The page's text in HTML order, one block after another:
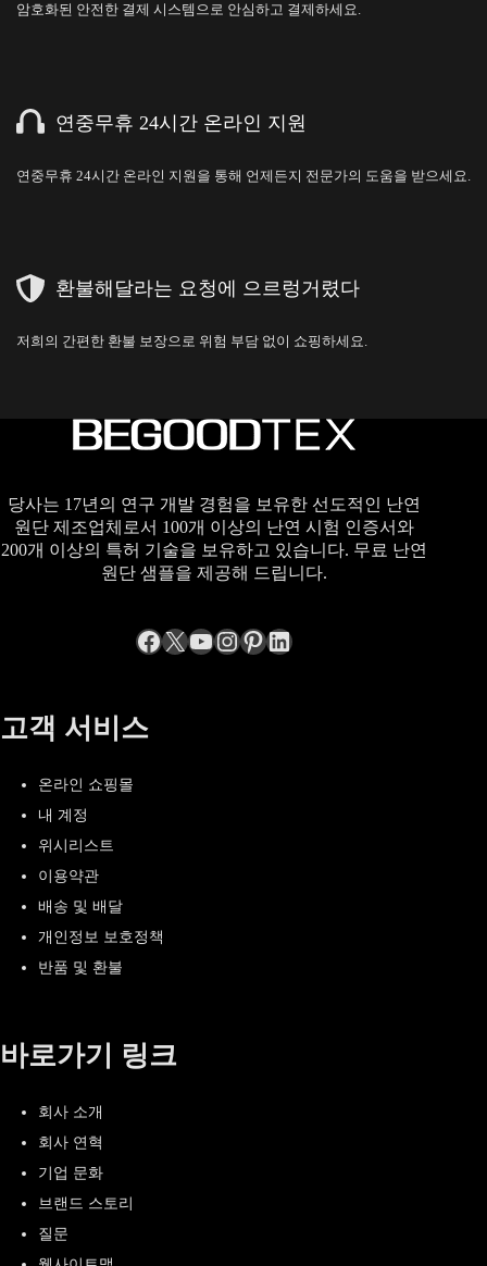
암호화된 안전한 결제 시스템으로 안심하고 결제하세요.
연중무휴 24시간 온라인 지원
연중무휴 24시간 온라인 지원을 통해 언제든지 전문가의 도움을 받으세요.
환불해달라는 요청에 으르렁거렸다
저희의 간편한 환불 보장으로 위험 부담 없이 쇼핑하세요.
당사는 17년의 연구 개발 경험을 보유한 선도적인 난연
원단 제조업체로서 100개 이상의 난연 시험 인증서와
200개 이상의 특허 기술을 보유하고 있습니다. 무료 난연
원단 샘플을 제공해 드립니다.
Facebook
엑스YouTube
Instagram
Pinterest
LinkedIn
고객 서비스
온라인 쇼핑몰
내 계정
위시리스트
이용약관
배송 및 배달
개인정보 보호정책
반품 및 환불
바로가기 링크
회사 소개
회사 연혁
기업 문화
브랜드 스토리
질문